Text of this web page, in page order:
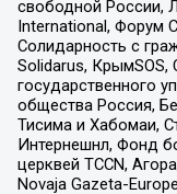
свободной России,
International, Форум
Солидарность с
Solidarus, КрымSOS,
государственного
общества Россия,
Тисима и Хабомаи,
Интернешнл, Фонд
церквей TCCN,
Novaja Gazeta-